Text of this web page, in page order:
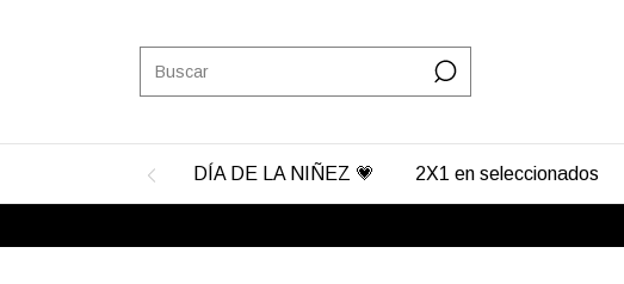
DÍA DE LA NIÑEZ 💗 2X1 en seleccionados